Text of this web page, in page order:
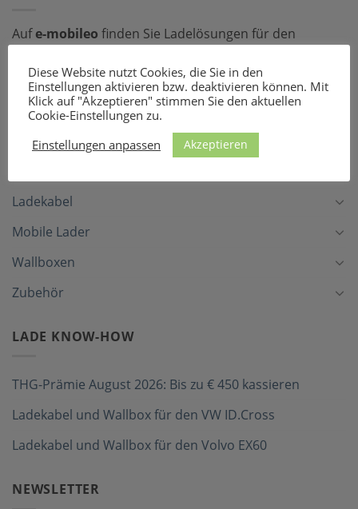
Aufe-mobileo finden Sie Ladelösungen für den
bei einem unserer zahlreichen Partner – mit dem
passenden Ladeequipment sind Sie für jede Situation
gerüstet!
LADEZUBEHÖR
Ladekabel
Mobile Lader
Wallboxen
Zubehör
LADE KNOW-HOW
THG-Prämie August 2026: Bis zu € 450 kassieren
Ladekabel und Wallbox für den VW ID.Cross
Ladekabel und Wallbox für den Volvo EX60
NEWSLETTER
Diese Website nutzt Cookies, die Sie in den
Einstellungen aktivieren bzw. deaktivieren können. Mit
Klick auf "Akzeptieren" stimmen Sie den aktuellen
Cookie-Einstellungen zu.
Einstellungen anpassen
Akzeptieren